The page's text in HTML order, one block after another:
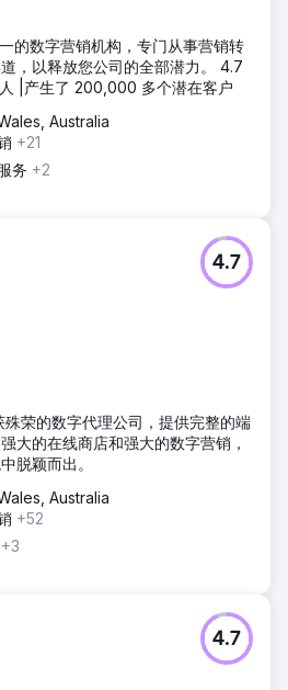
案包括改进的导航、增强的产品展
缝集成。我们还实施了强大的 SEO
时实施了有针对性的数字营销活动
确保平台能够随着业务的增长而扩
，整体销售额增加了 30%，跳
长，并使品牌成为鞋类行业的关键
的数字营销机构，专门从事营销转
，以释放您公司的全部潜力。 4.7
|产生了 200,000 多个潜在客户
Australia
+21
务 +2
4.7
荣的数字代理公司，提供完整的端
大的在线商店和强大的数字营销，
脱颖而出。
Australia
+52
+3
4.7